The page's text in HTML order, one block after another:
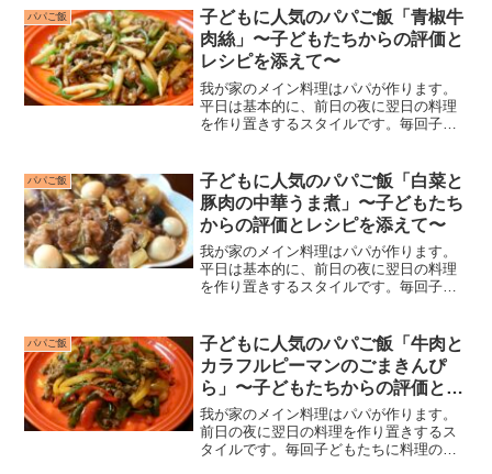
てくれる点数がおもしろいのと、私自身
が“子どもに人気のレシピ”...
パパご飯
子どもに人気のパパご飯「青椒牛
肉絲」〜子どもたちからの評価と
レシピを添えて〜
我が家のメイン料理はパパが作ります。
平日は基本的に、前日の夜に翌日の料理
を作り置きするスタイルです。毎回子ど
もしろいのと、私自身が“子どもに人気の
レシピ”を探すのにいつも...
パパご飯
子どもに人気のパパご飯「白菜と
豚肉の中華うま煮」〜子どもたち
からの評価とレシピを添えて〜
我が家のメイン料理はパパが作ります。
平日は基本的に、前日の夜に翌日の料理
を作り置きするスタイルです。毎回子ど
もしろいのと、私自身が“子どもに人気の
レシピ”を探すのにいつも...
パパご飯
子どもに人気のパパご飯「牛肉と
カラフルピーマンのごまきんぴ
ら」〜子どもたちからの評価とレ
シピを添えて〜
我が家のメイン料理はパパが作ります。
前日の夜に翌日の料理を作り置きするス
タイルです。毎回子どもたちに料理の評